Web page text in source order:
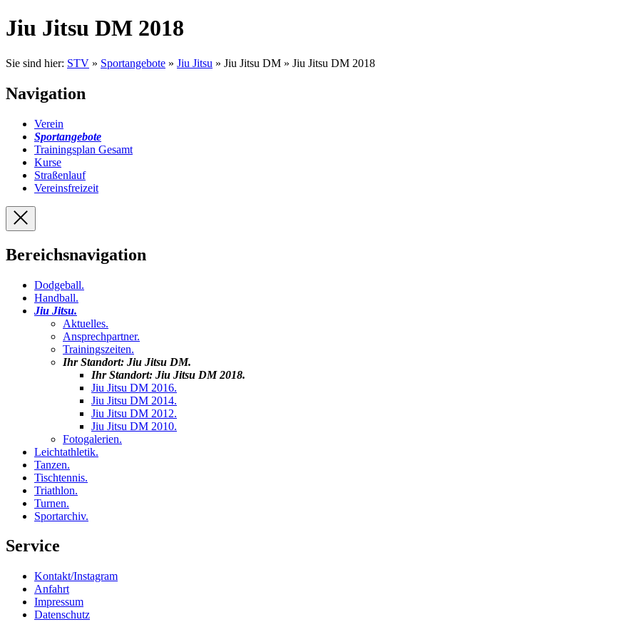
Jiu Jitsu DM 2018
Sie sind hier: STV » Sportangebote » Jiu Jitsu » Jiu Jitsu DM » Jiu Jitsu DM 2018
Navigation
Verein
Sportangebote
Trainingsplan Gesamt
Kurse
Straßenlauf
Vereinsfreizeit
Bereichsnavigation
Dodgeball.
Handball.
Jiu Jitsu.
Aktuelles.
Ansprechpartner.
Trainingszeiten.
Ihr Standort: Jiu Jitsu DM.
Ihr Standort: Jiu Jitsu DM 2018.
Jiu Jitsu DM 2016.
Jiu Jitsu DM 2014.
Jiu Jitsu DM 2012.
Jiu Jitsu DM 2010.
Fotogalerien.
Leichtathletik.
Tanzen.
Tischtennis.
Triathlon.
Turnen.
Sportarchiv.
Service
Kontakt/Instagram
Anfahrt
Impressum
Datenschutz